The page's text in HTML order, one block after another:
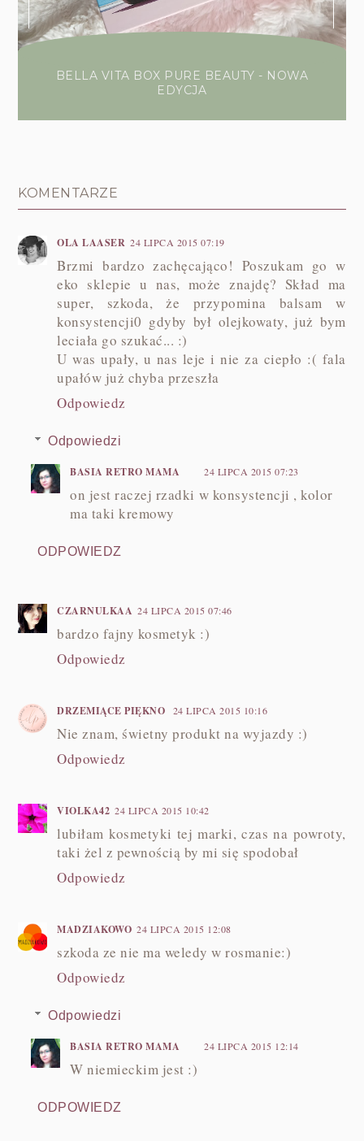
BELLA VITA BOX PURE BEAUTY - NOWA
EDYCJA
KOMENTARZE
OLA LAASER 24 LIPCA 2015 07:19
Brzmi bardzo zachęcająco! Poszukam go w
eko sklepie u nas, może znajdę? Skład ma
super, szkoda, że przypomina balsam w
konsystencji0 gdyby był olejkowaty, już bym
leciała go szukać... :)
U was upały, u nas leje i nie za ciepło :( fala
upałów już chyba przeszła
Odpowiedz
Odpowiedzi
BASIA RETRO MAMA 24 LIPCA 2015 07:23
on jest raczej rzadki w konsystencji , kolor
ma taki kremowy
ODPOWIEDZ
CZARNULKAA 24 LIPCA 2015 07:46
bardzo fajny kosmetyk :)
Odpowiedz
DRZEMIĄCE PIĘKNO 24 LIPCA 2015 10:16
Nie znam, świetny produkt na wyjazdy :)
Odpowiedz
VIOLKA42 24 LIPCA 2015 10:42
lubiłam kosmetyki tej marki, czas na powroty,
taki żel z pewnością by mi się spodobał
Odpowiedz
MADZIAKOWO 24 LIPCA 2015 12:08
szkoda ze nie ma weledy w rosmanie:)
Odpowiedz
Odpowiedzi
BASIA RETRO MAMA 24 LIPCA 2015 12:14
W niemieckim jest :)
ODPOWIEDZ